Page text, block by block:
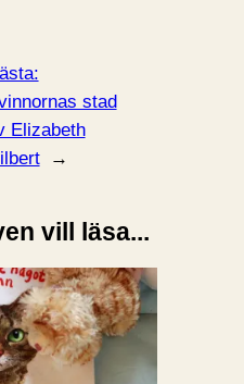
stad
Elizabeth
→
vill läsa...